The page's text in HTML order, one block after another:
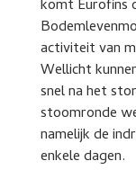
komt Eurofins
activiteit van
Wellicht
snel na het
stoomronde
namelijk de
enkele dagen.